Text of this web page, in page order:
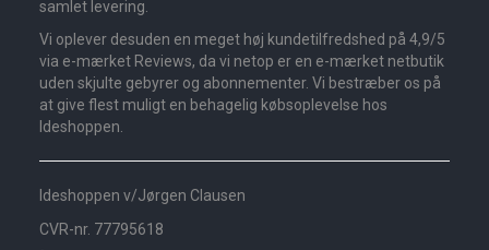
samlet levering.
Vi oplever desuden en meget høj kundetilfredshed på 4,9/5
via e-mærket Reviews, da vi netop er en e-mærket netbutik
uden skjulte gebyrer og abonnementer. Vi bestræber os på
at give flest muligt en behagelig købsoplevelse hos
Ideshoppen.
Ideshoppen v/Jørgen Clausen
CVR-nr. 77795618